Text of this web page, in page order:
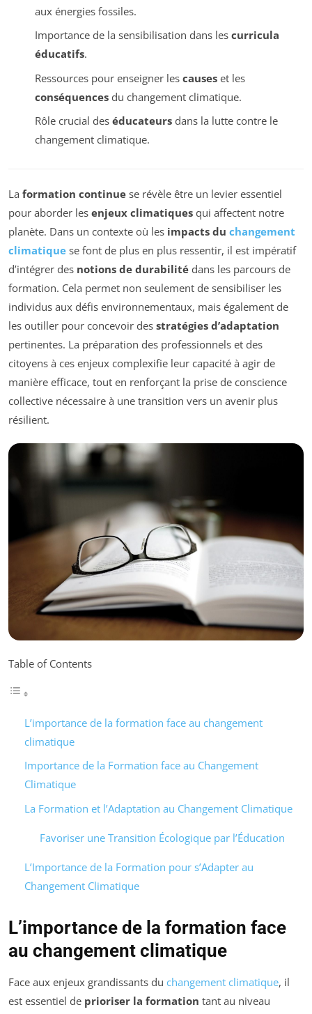
aux énergies fossiles.
Importance de la sensibilisation dans les curricula
éducatifs.
Ressources pour enseigner les causeset les
conséquencesdu changement climatique.
Rôle crucial des éducateursdans la lutte contre le
changement climatique.
La formation continue se révèle être un levier essentiel
pour aborder les enjeux climatiques qui affectent notre
planète. Dans un contexte où les impacts du changement
climatique se font de plus en plus ressentir, il est impératif
d’intégrer des notions de durabilité dans les parcours de
formation. Cela permet non seulement de sensibiliser les
individus aux défis environnementaux, mais également de
les outiller pour concevoir des stratégies d’adaptation
pertinentes. La préparation des professionnels et des
citoyens à ces enjeux complexifie leur capacité à agir de
manière efficace, tout en renforçant la prise de conscience
collective nécessaire à une transition vers un avenir plus
résilient.
Table of Contents
L’importance de la formation face au changement
climatique
Importance de la Formation face au Changement
Climatique
La Formation et l’Adaptation au Changement Climatique
Favoriser une Transition Écologique par l’Éducation
L’Importance de la Formation pour s’Adapter au
Changement Climatique
L’importance de la formation face
au changement climatique
Face aux enjeux grandissants du changement climatique, il
est essentiel de prioriser la formation tant au niveau